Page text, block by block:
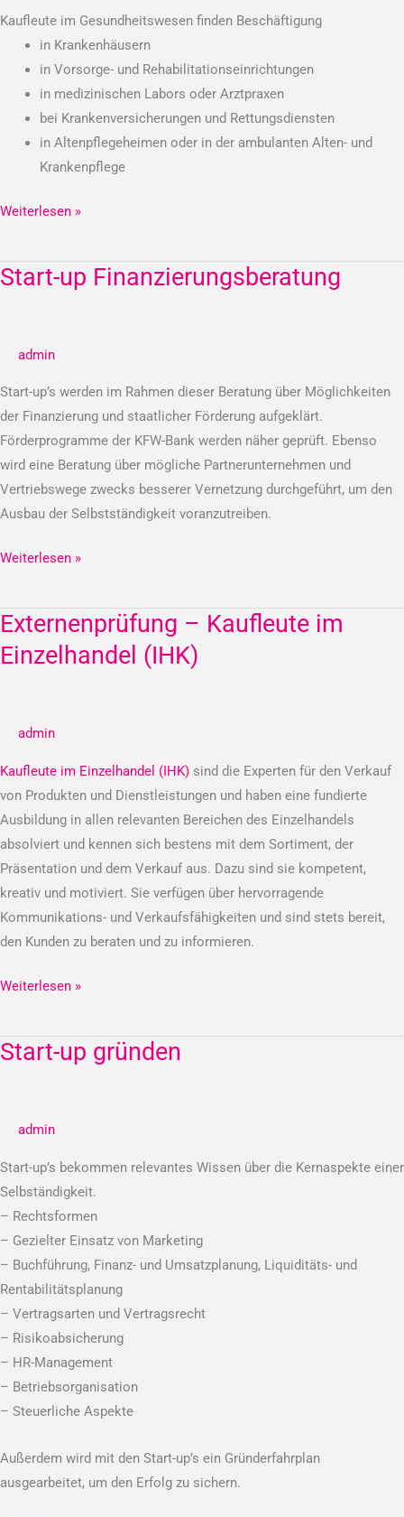
Kaufleute im Gesundheitswesen finden Beschäftigung
in Krankenhäusern
in Vorsorge- und Rehabilitationseinrichtungen
in medizinischen Labors oder Arztpraxen
bei Krankenversicherungen und Rettungsdiensten
in Altenpflegeheimen oder in der ambulanten Alten- und
Krankenpflege
Weiterlesen »
Start-up Finanzierungsberatung
admin
Start-up’s werden im Rahmen dieser Beratung über Möglichkeiten
der Finanzierung und staatlicher Förderung aufgeklärt.
Förderprogramme der KFW-Bank werden näher geprüft. Ebenso
wird eine Beratung über mögliche Partnerunternehmen und
Vertriebswege zwecks besserer Vernetzung durchgeführt, um den
Ausbau der Selbstständigkeit voranzutreiben.
Start-
Weiterlesen »
Externenprüfung – Kaufleute im
Einzelhandel (IHK)
admin
Kaufleute im Einzelhandel (IHK) sind die Experten für den Verkauf
von Produkten und Dienstleistungen und haben eine fundierte
Ausbildung in allen relevanten Bereichen des Einzelhandels
absolviert und kennen sich bestens mit dem Sortiment, der
Präsentation und dem Verkauf aus. Dazu sind sie kompetent,
kreativ und motiviert. Sie verfügen über hervorragende
Kommunikations- und Verkaufsfähigkeiten und sind stets bereit,
den Kunden zu beraten und zu informieren.
Externenprüfung
–
Kaufleute
(IHK)
Weiterlesen »
Start-up gründen
admin
Start-up’s bekommen relevantes Wissen über die Kernaspekte einer
Selbständigkeit.
– Rechtsformen
– Gezielter Einsatz von Marketing
– Buchführung, Finanz- und Umsatzplanung, Liquiditäts- und
Rentabilitätsplanung
– Vertragsarten und Vertragsrecht
– Risikoabsicherung
– HR-Management
– Betriebsorganisation
– Steuerliche Aspekte
Außerdem wird mit den Start-up’s ein Gründerfahrplan
ausgearbeitet, um den Erfolg zu sichern.
Start-